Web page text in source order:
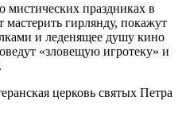
мистических праздниках в
мастерить гирлянду, покажут
и леденящее душу кино
«зловещую игротеку» и
церковь святых Петра